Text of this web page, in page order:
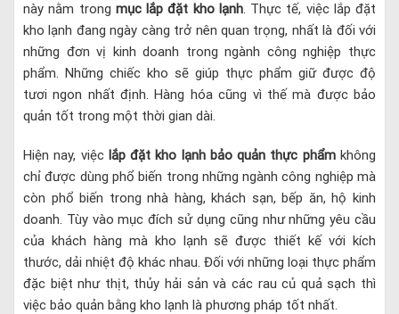
này nằm trong mục lắp đặt kho lạnh. Thực tế, việc lắp đặt
kho lạnh đang ngày càng trở nên quan trọng, nhất là đối với
những đơn vị kinh doanh trong ngành công nghiệp thực
phẩm. Những chiếc kho sẽ giúp thực phẩm giữ được độ
tươi ngon nhất định. Hàng hóa cũng vì thế mà được bảo
quản tốt trong một thời gian dài.
Hiện nay, việc lắp đặt kho lạnh bảo quản thực phẩmkhông
chỉ được dùng phổ biến trong những ngành công nghiệp mà
còn phổ biến trong nhà hàng, khách sạn, bếp ăn, hộ kinh
doanh. Tùy vào mục đích sử dụng cũng như những yêu cầu
của khách hàng mà kho lạnh sẽ được thiết kế với kích
thước, dải nhiệt độ khác nhau. Đối với những loại thực phẩm
đặc biệt như thịt, thủy hải sản và các rau củ quả sạch thì
việc bảo quản bằng kho lạnh là phương pháp tốt nhất.